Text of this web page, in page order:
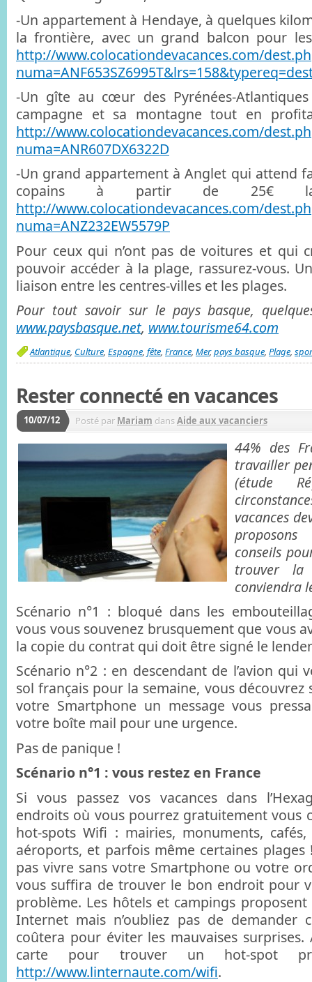
-Un appartement à Hendaye, à quelques
la frontière, avec un grand balcon pour
http://www.colocationdevacances.com/
-Un gîte au cœur des Pyrénées-
campagne et sa montagne tout en
http://www.colocationdevacances.com/
numa=ANR607DX6322D
-Un grand appartement à Anglet qui attend
copains à partir de 25€
http://www.colocationdevacances.com/
numa=ANZ232EW5579P
Pour ceux qui n’ont pas de voitures et qui
pouvoir accéder à la plage, rassurez-vous.
liaison entre les centres-villes et les plages.
Pour tout savoir sur le pays basque,
www.paysbasque.net, www.tourisme64.com
Atlantique Culture Espagne fête France Mer,pays basque Plage
Rester connecté en vacances
10/07/12 Posté par Mariam dansAide aux vacanciers
44% des
travailler
(étude
vacances
conseils
trouver la
conviendra
Scénario n°1 : bloqué dans les
vous vous souvenez brusquement que vous
la copie du contrat qui doit être signé le
Scénario n°2 : en descendant de l’avion qui
sol français pour la semaine, vous
votre Smartphone un message vous
votre boîte mail pour une urgence.
Pas de panique !
Scénario n°1 : vous restez en France
Si vous passez vos vacances dans
endroits où vous pourrez gratuitement vous
hot-spots Wifi : mairies, monuments,
aéroports, et parfois même certaines plages
pas vivre sans votre Smartphone ou votre
vous suffira de trouver le bon endroit pour
problème. Les hôtels et campings
Internet mais n’oubliez pas de demander
coûtera pour éviter les mauvaises surprises.
carte pour trouver un hot-spot
http://www.linternaute.com/wifi.